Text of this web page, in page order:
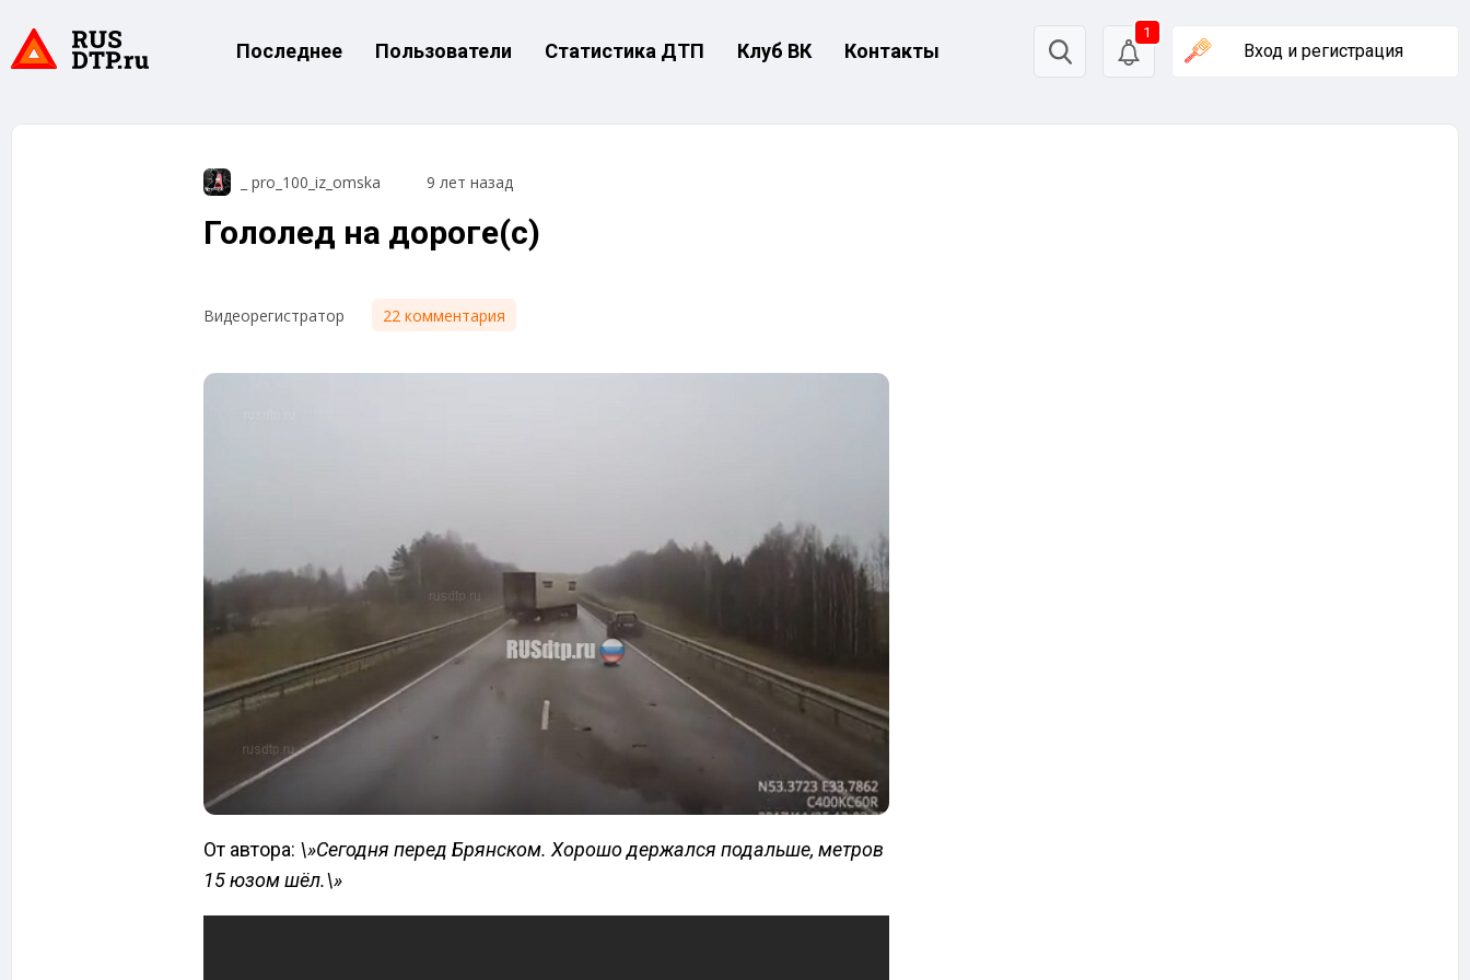
Последнее Пользователи Статистика ДТП Клуб ВК Контакты
1
Вход и регистрация
_ pro_100_iz_omska 9 лет назад
Гололед на дороге(с)
Видеорегистратор 22 комментария
От автора: \»Сегодня перед Брянском. Хорошо держался подальше, метров
15 юзом шёл.\»